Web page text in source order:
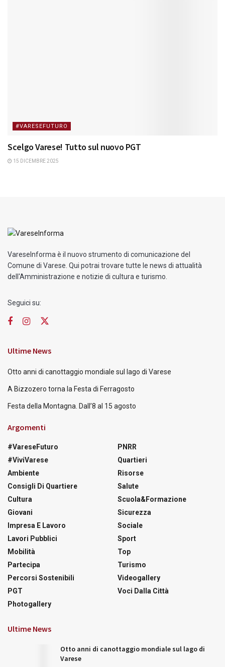
#VARESEFUTURO
Scelgo Varese! Tutto sul nuovo PGT
15 DICEMBRE 2025
VareseInforma è il nuovo strumento di comunicazione del
Comune di Varese. Qui potrai trovare tutte le news di attualità
dell'Amministrazione e notizie di cultura e turismo.
Seguici su:
Ultime News
Otto anni di canottaggio mondiale sul lago di Varese
A Bizzozero torna la Festa di Ferragosto
Festa della Montagna. Dall’8 al 15 agosto
Argomenti
#VareseFuturo
#ViviVarese
Ambiente
Consigli Di Quartiere
Cultura
Giovani
Impresa E Lavoro
Lavori Pubblici
Mobilità
Partecipa
Percorsi Sostenibili
PGT
Photogallery
PNRR
Quartieri
Risorse
Salute
Scuola&Formazione
Sicurezza
Sociale
Sport
Top
Turismo
Videogallery
Voci Dalla Città
Ultime News
Otto anni di canottaggio mondiale sul lago di
Varese